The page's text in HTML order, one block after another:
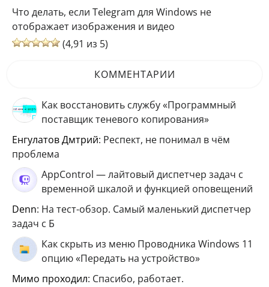
Что делать, если Telegram для Windows не
отображает изображения и видео
(4,91 из 5)
КОММЕНТАРИИ
Как восстановить службу «Программный
поставщик теневого копирования»
Енгулатов Дмтрий: Респект, не понимал в чём
проблема
AppControl — лайтовый диспетчер задач с
временной шкалой и функцией оповещений
Denn: На тест-обзор. Самый маленький диспетчер
задач с Б
Как скрыть из меню Проводника Windows 11
опцию «Передать на устройство»
мимо проходил: Спасибо, работает.